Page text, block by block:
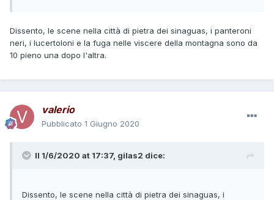
Dissento, le scene nella città di pietra dei sinaguas, i panteroni
neri, i lucertoloni e la fuga nelle viscere della montagna sono da
10 pieno una dopo l'altra.
valerio
Pubblicato 1 Giugno 2020
Il 1/6/2020 at 17:37, gilas2 dice:
Dissento, le scene nella città di pietra dei sinaguas, i